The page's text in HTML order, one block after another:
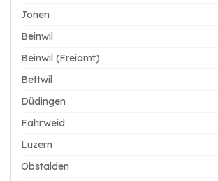
Jonen
Beinwil
Beinwil (Freiamt)
Bettwil
Düdingen
Fahrweid
Luzern
Obstalden